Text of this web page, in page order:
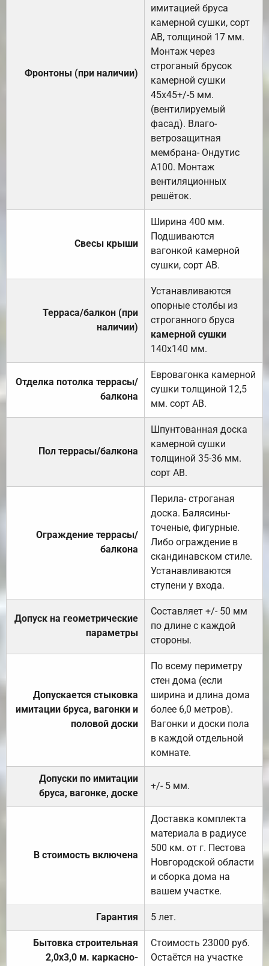
Фронтоны (при наличии)
имитацией бруса
камерной сушки, сорт
АВ, толщиной 17 мм.
Монтаж через
строганый брусок
камерной сушки
45х45+/-5 мм.
(вентилируемый
фасад). Влаго-
ветрозащитная
мембрана- Ондутис
А100. Монтаж
вентиляционных
решёток.
Свесы крыши
Ширина 400 мм.
Подшиваются
вагонкой камерной
сушки, сорт АВ.
Терраса/балкон (при
наличии)
Устанавливаются
опорные столбы из
строганного бруса
камерной сушки
140х140 мм.
Отделка потолка террасы/
балкона
Евровагонка камерной
сушки толщиной 12,5
мм. сорт АВ.
Пол террасы/балкона
Шпунтованная доска
камерной сушки
толщиной 35-36 мм.
сорт АВ.
Ограждение террасы/
балкона
Перила- строганая
доска. Балясины-
точеные, фигурные.
Либо ограждение в
скандинавском стиле.
Устанавливаются
ступени у входа.
Допуск на геометрические
параметры
Составляет +/- 50 мм
по длине с каждой
стороны.
Допускается стыковка
имитации бруса, вагонки и
половой доски
По всему периметру
стен дома (если
ширина и длина дома
более 6,0 метров).
Вагонки и доски пола
в каждой отдельной
комнате.
Допуски по имитации
бруса, вагонке, доске
+/- 5 мм.
В стоимость включена
Доставка комплекта
материала в радиусе
500 км. от г. Пестова
Новгородской области
и сборка дома на
вашем участке.
Гарантия 5 лет.
Бытовка строительная
2,0х3,0 м. каркасно-
Стоимость 23000 руб.
Остаётся на участке